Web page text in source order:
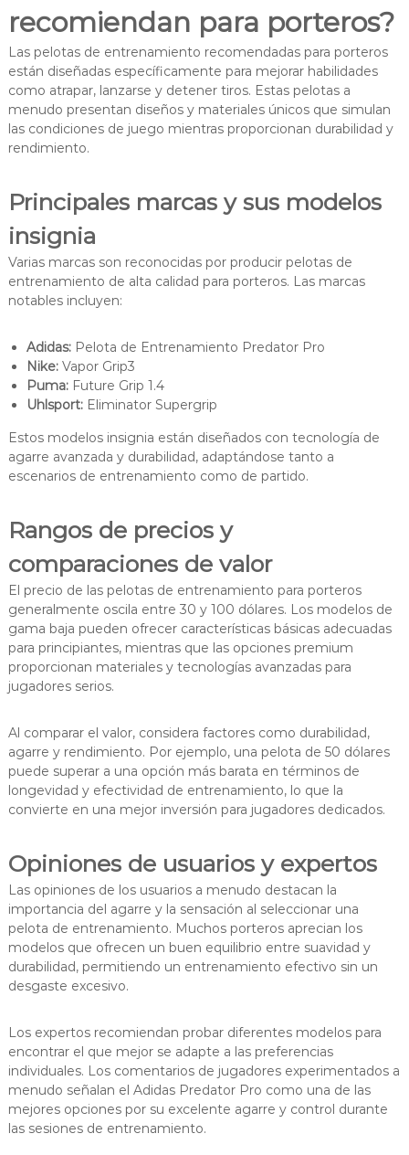
recomiendan para porteros?
Las pelotas de entrenamiento recomendadas para porteros
están diseñadas específicamente para mejorar habilidades
como atrapar, lanzarse y detener tiros. Estas pelotas a
menudo presentan diseños y materiales únicos que simulan
las condiciones de juego mientras proporcionan durabilidad y
rendimiento.
Principales marcas y sus modelos
insignia
Varias marcas son reconocidas por producir pelotas de
entrenamiento de alta calidad para porteros. Las marcas
notables incluyen:
Adidas:Pelota de Entrenamiento Predator Pro
Nike:Vapor Grip3
Puma:Future Grip 1.4
Uhlsport:Eliminator Supergrip
Estos modelos insignia están diseñados con tecnología de
agarre avanzada y durabilidad, adaptándose tanto a
escenarios de entrenamiento como de partido.
Rangos de precios y
comparaciones de valor
El precio de las pelotas de entrenamiento para porteros
generalmente oscila entre 30 y 100 dólares. Los modelos de
gama baja pueden ofrecer características básicas adecuadas
para principiantes, mientras que las opciones premium
proporcionan materiales y tecnologías avanzadas para
jugadores serios.
Al comparar el valor, considera factores como durabilidad,
agarre y rendimiento. Por ejemplo, una pelota de 50 dólares
puede superar a una opción más barata en términos de
longevidad y efectividad de entrenamiento, lo que la
convierte en una mejor inversión para jugadores dedicados.
Opiniones de usuarios y expertos
Las opiniones de los usuarios a menudo destacan la
importancia del agarre y la sensación al seleccionar una
pelota de entrenamiento. Muchos porteros aprecian los
modelos que ofrecen un buen equilibrio entre suavidad y
durabilidad, permitiendo un entrenamiento efectivo sin un
desgaste excesivo.
Los expertos recomiendan probar diferentes modelos para
encontrar el que mejor se adapte a las preferencias
individuales. Los comentarios de jugadores experimentados a
menudo señalan el Adidas Predator Pro como una de las
mejores opciones por su excelente agarre y control durante
las sesiones de entrenamiento.